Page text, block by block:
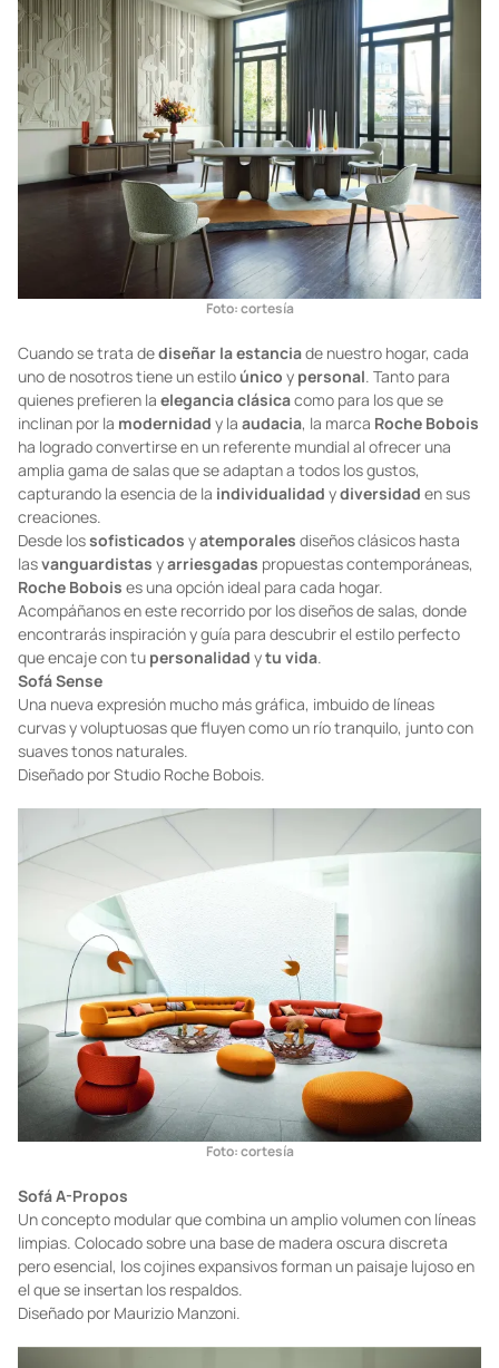
Foto: cortesía
Cuando se trata de diseñar la estanciade nuestro hogar, cada
uno de nosotros tiene un estiloúnicoypersonal. Tanto para
quienes prefieren laelegancia clásicacomo para los que se
inclinan por la modernidad y laaudacia, la marcaRoche Bobois
ha logrado convertirse en un referente mundial al ofrecer una
amplia gama de salas que se adaptan a todos los gustos,
capturando la esencia de la
individualidad y diversidad
creaciones.
Desde lossofisticadosyatemporalesdiseños clásicos hasta
lasvanguardistasyarriesgadaspropuestas contemporáneas,
Roche Boboises una opción ideal para cada hogar.
Acompáñanos en este recorrido por los diseños de salas, donde
encontrarás inspiración y guía para descubrir el estilo perfecto
que encaje con tupersonalidadytu vida.
Sofá Sense
Una nueva expresión mucho más gráfica, imbuido de líneas
curvas y voluptuosas que fluyen como un río tranquilo, junto con
suaves tonos naturales.
Diseñado por Studio Roche Bobois.
Foto: cortesía
Sofá A-Propos
Un concepto modular que combina un amplio volumen con líneas
limpias. Colocado sobre una base de madera oscura discreta